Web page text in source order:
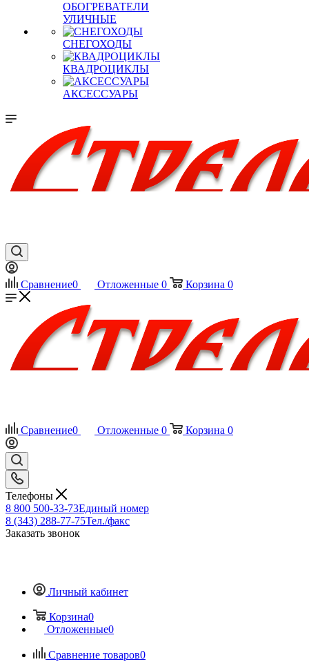
ОБОГРЕВАТЕЛИ
УЛИЧНЫЕ
СНЕГОХОДЫ
КВАДРОЦИКЛЫ
АКСЕССУАРЫ
Сравнение0 Отложенные 0 Корзина 0
Сравнение0 Отложенные 0 Корзина 0
Телефоны
8 800 500-33-73Единый номер
8 (343) 288-77-75Тел./факс
Заказать звонок
Личный кабинет
Корзина0
Отложенные0
Сравнение товаров0